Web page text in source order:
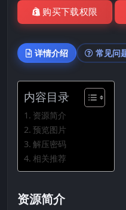
购买下载权限
详情介绍 常见问
内容目录
资源简介
预览图片
解压密码
相关推荐
资源简介